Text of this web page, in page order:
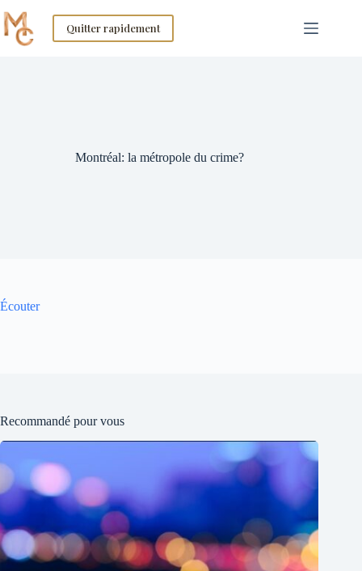
to
content
Quitter rapidement
Montréal: la métropole du crime?
Écouter
Recommandé pour vous